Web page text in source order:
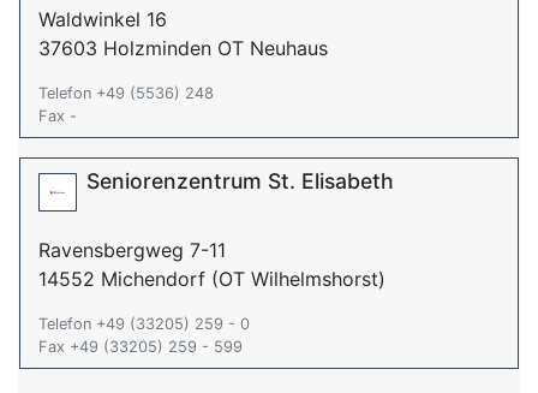
Waldwinkel 16
37603 Holzminden OT Neuhaus
Telefon +49 (5536) 248
Fax -
Seniorenzentrum St. Elisabeth
Ravensbergweg 7-11
14552 Michendorf (OT Wilhelmshorst)
Telefon +49 (33205) 259 - 0
Fax +49 (33205) 259 - 599